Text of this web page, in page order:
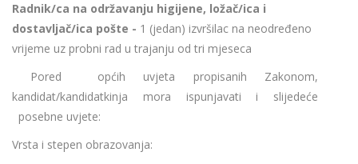
Radnik/ca na održavanju higijene, ložač/ica i
dostavljač/ica pošte - 1 (jedan) izvršilac na neodređeno
vrijeme uz probni rad u trajanju od tri mjeseca
Pored općih uvjeta propisanih Zakonom,
kandidat/kandidatkinja mora ispunjavati i slijedeće
posebne uvjete:
Vrsta i stepen obrazovanja: